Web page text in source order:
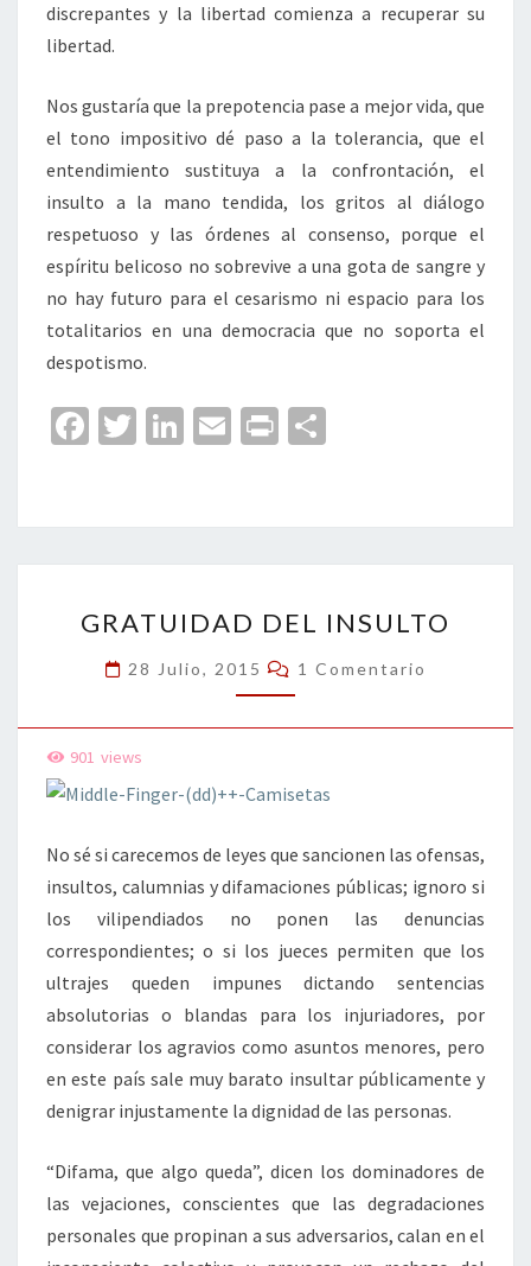
discrepantes y la libertad comienza a recuperar su
libertad.
Nos gustaría que la prepotencia pase a mejor vida, que
el tono impositivo dé paso a la tolerancia, que el
entendimiento sustituya a la confrontación, el
insulto a la mano tendida, los gritos al diálogo
respetuoso y las órdenes al consenso, porque el
espíritu belicoso no sobrevive a una gota de sangre y
no hay futuro para el cesarismo ni espacio para los
totalitarios en una democracia que no soporta el
despotismo.
Fa
o
o
k
T
er
Li
dI
n
E
l
Pr
p
ar
tir
DEL
INSULTO
GRATUIDAD DEL INSULTO
28 Julio, 2015 Comentarios
1 Comentario
901 views
No sé si carecemos de leyes que sancionen las ofensas,
insultos, calumnias y difamaciones públicas; ignoro si
los vilipendiados no ponen las denuncias
correspondientes; o si los jueces permiten que los
ultrajes queden impunes dictando sentencias
absolutorias o blandas para los injuriadores, por
considerar los agravios como asuntos menores, pero
en este país sale muy barato insultar públicamente y
denigrar injustamente la dignidad de las personas.
“Difama, que algo queda”, dicen los dominadores de
las vejaciones, conscientes que las degradaciones
personales que propinan a sus adversarios, calan en el